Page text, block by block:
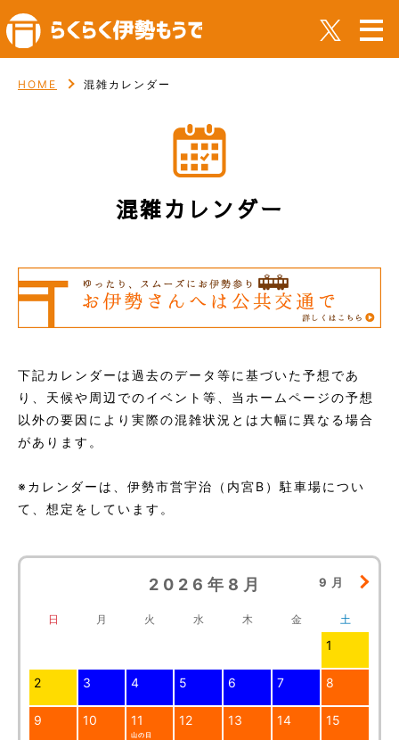
HOME 混雑カレンダー
混雑カレンダー
下記カレンダーは過去のデータ等に基づいた予想であ
り、天候や周辺でのイベント等、当ホームページの予想
以外の要因により実際の混雑状況とは大幅に異なる場合
があります。
※カレンダーは、伊勢市営宇治（内宮B）駐車場につい
て、想定をしています。
2026年8月 9月
日 月 火 水 木 金 土
1
2 3 4 5 6 7 8
9 10 11
山の日
12 13 14 15